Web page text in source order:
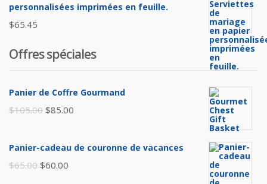
était :est :
personnalisées imprimées en feuille.
$65.45
Offres spéciales
Panier de Coffre Gourmand
$105.00 Le
initial
$85.00
actuel
Panier-cadeau de couronne de vacances
$65.00 Le
$60.00